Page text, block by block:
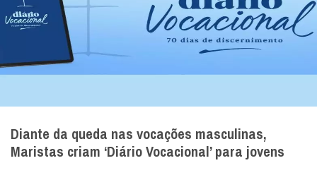
Diante da queda nas vocações masculinas,
Maristas criam ‘Diário Vocacional’ para jovens